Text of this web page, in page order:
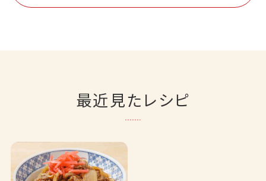
最近見たレシピ